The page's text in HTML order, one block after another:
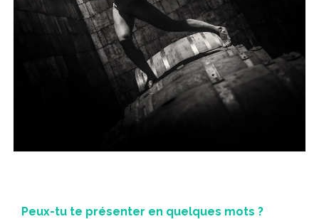
Peux-tu te présenter en quelques mots ?